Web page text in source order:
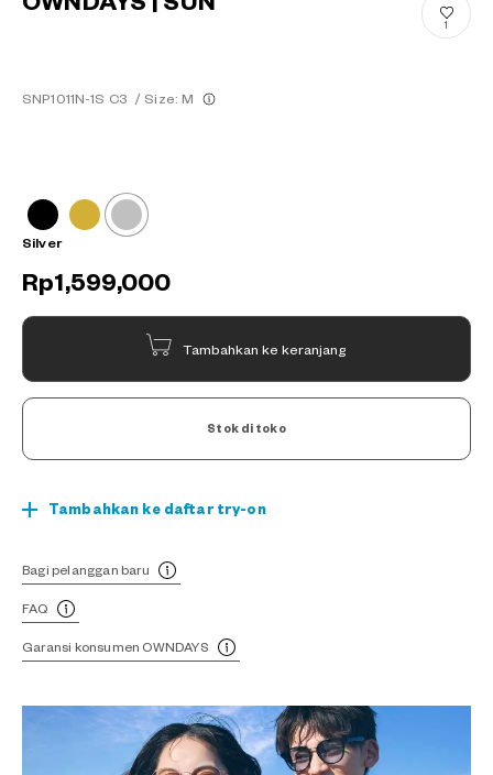
SNP1011N-1S C3 / Size: M
1
Silver
Rp1,599,000
Tambahkan ke keranjang
Stok di toko
Tambahkan ke daftar try-on
Bagi pelanggan baru
FAQ
Garansi konsumen OWNDAYS